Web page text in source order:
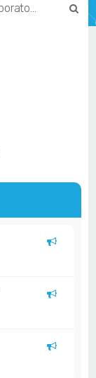
Reti e Laboratorio III